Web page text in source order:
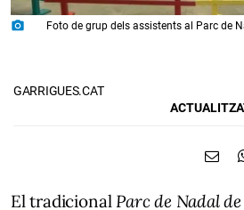
photo_camera
Foto de grup dels assistents al Parc de
GARRIGUES.CAT
El tradicional Parc de Nadal